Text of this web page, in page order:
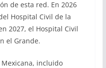
de esta red. En 2026
Hospital Civil de la
2027, el Hospital Civil
el Grande.
incluido